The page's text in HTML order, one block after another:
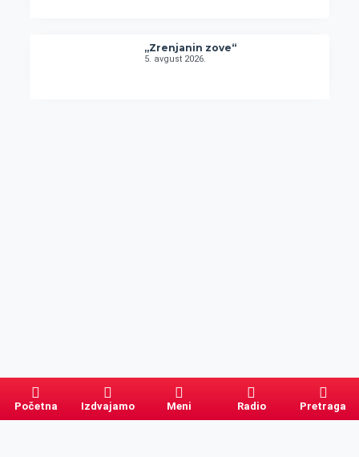
„Zrenjanin zove“
5. avgust 2026.
Početna Izdvajamo Meni Radio Pretraga